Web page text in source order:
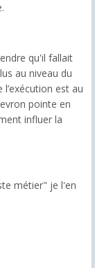
qu'il fallait
au niveau du
est au
pointe en
influer la
métier" je l'en